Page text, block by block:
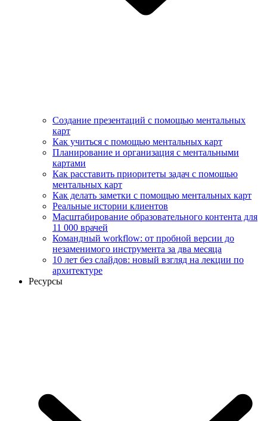
Создание презентаций с помощью ментальных
карт
Как учиться с помощью ментальных карт
Планирование и организация с ментальными
картами
Как расставить приоритеты задач с помощью
ментальных карт
Как делать заметки с помощью ментальных карт
Реальные истории клиентов
Масштабирование образовательного контента для
11 000 врачей
Командный workflow: от пробной версии до
незаменимого инструмента за два месяца
10 лет без слайдов: новый взгляд на лекции по
архитектуре
Ресурсы